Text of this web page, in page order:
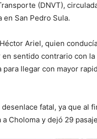
(DNVT),
en San Pedro Sula.
Ariel, quien
sentido contrario con
para llegar con mayor
fatal, ya que al
Choloma y dejó 29